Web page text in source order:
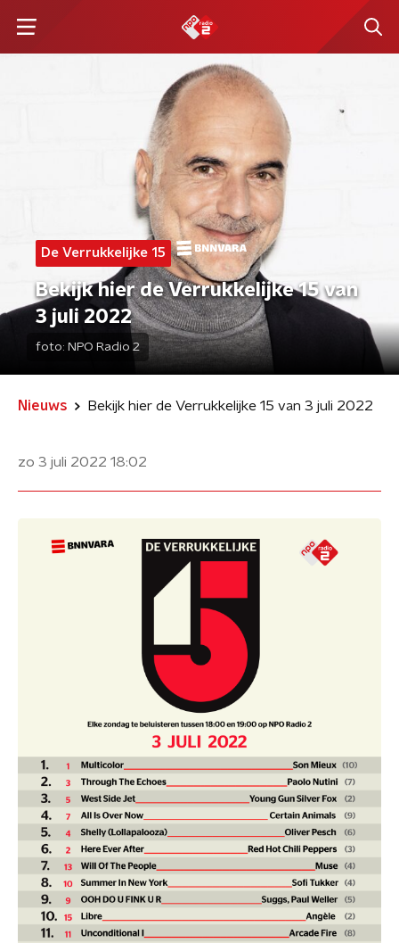
De Verrukkelijke 15
Bekijk hier de Verrukkelijke 15 van
3 juli 2022
foto: NPO Radio 2
Nieuws Bekijk hier de Verrukkelijke 15 van 3 juli 2022
zo 3 juli 2022 18:02